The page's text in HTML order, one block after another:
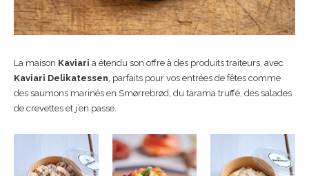
La maison Kaviari a étendu son offre à des produits traiteurs, avec
Kaviari Delikatessen , parfaits pour vos entrées de fêtes comme
des saumons marinés en Smørrebrød, du tarama truffé, des salades
de crevettes et j’en passe.